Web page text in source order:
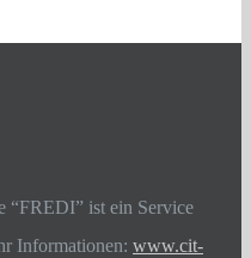
“FREDI” ist ein Service
Informationen: www.cit-